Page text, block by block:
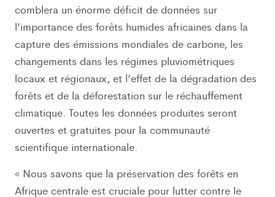
comblera un énorme déficit de données sur
l’importance des forêts humides africaines dans la
capture des émissions mondiales de carbone, les
changements dans les régimes pluviométriques
locaux et régionaux, et l’effet de la dégradation des
forêts et de la déforestation sur le réchauffement
climatique. Toutes les données produites seront
ouvertes et gratuites pour la communauté
scientifique internationale.
« Nous savons que la préservation des forêts en
Afrique centrale est cruciale pour lutter contre le